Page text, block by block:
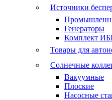
Источники
Генераторы
Комплект
Товары для
Солнечные
Вакуумные
Плоские
Насосные